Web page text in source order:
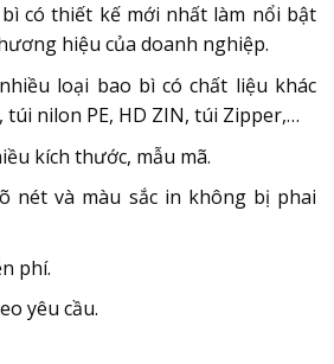
có thiết kế mới nhất làm nổi bật
hiệu của doanh nghiệp.
loại bao bì có chất liệu khác
túi nilon PE, HD ZIN, túi Zipper,…
kích thước, mẫu mã.
nét và màu sắc in không bị phai
phí.
yêu cầu.